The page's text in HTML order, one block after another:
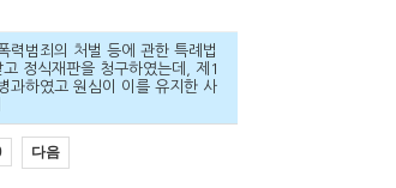
범죄의 처벌 등에 관한 특례법
정식재판을 청구하였는데, 제1
과하였고 원심이 이를 유지한 사
다음